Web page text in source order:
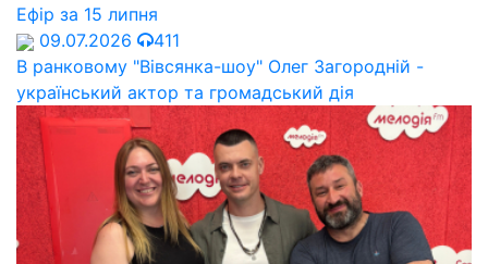
Ефір за 15 липня
09.07.2026
411
В ранковому "Вівсянка-шоу" Олег Загородній -
український актор та громадський дія